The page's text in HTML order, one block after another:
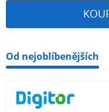
Od nejoblíbenějších